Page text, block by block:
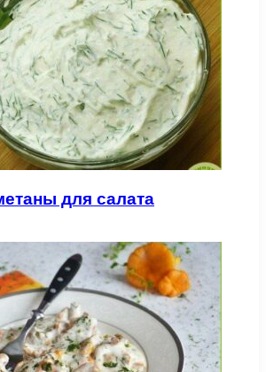
для салата